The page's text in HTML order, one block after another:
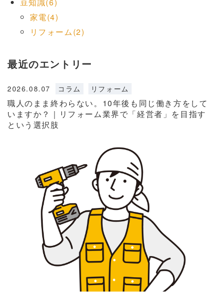
家電(4)
リフォーム(2)
最近のエントリー
2026.08.07 コラム リフォーム
職人のまま終わらない。10年後も同じ働き方をして
いますか？｜リフォーム業界で「経営者」を目指す
という選択肢